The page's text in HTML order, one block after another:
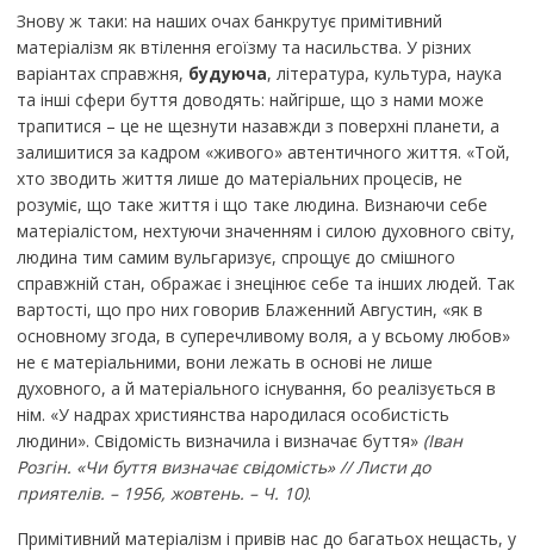
Знову ж таки: на наших очах банкрутує примітивний
матеріалізм як втілення егоїзму та насильства. У різних
варіантах справжня, будуюча, література, культура, наука
та інші сфери буття доводять: найгірше, що з нами може
трапитися – це не щезнути назавжди з поверхні планети, а
залишитися за кадром «живого» автентичного життя. «Той,
хто зводить життя лише до матеріальних процесів, не
розуміє, що таке життя і що таке людина. Визнаючи себе
матеріалістом, нехтуючи значенням і силою духовного світу,
людина тим самим вульгаризує, спрощує до смішного
справжній стан, ображає і знецінює себе та інших людей. Так
вартості, що про них говорив Блаженний Августин, «як в
основному згода, в суперечливому воля, а у всьому любов»
не є матеріальними, вони лежать в основі не лише
духовного, а й матеріального існування, бо реалізується в
нім. «У надрах християнства народилася особистість
людини». Свідомість визначила і визначає буття» (Іван
Розгін. «Чи буття визначає свідомість» // Листи до
приятелів. – 1956, жовтень. – Ч. 10).
Примітивний матеріалізм і привів нас до багатьох нещасть, у